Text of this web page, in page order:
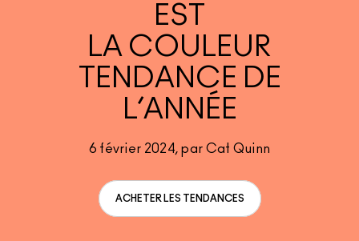
EST
LA COULEUR
TENDANCE DE
L’ANNÉE
6 février 2024, par Cat Quinn
ACHETER LES TENDANCES